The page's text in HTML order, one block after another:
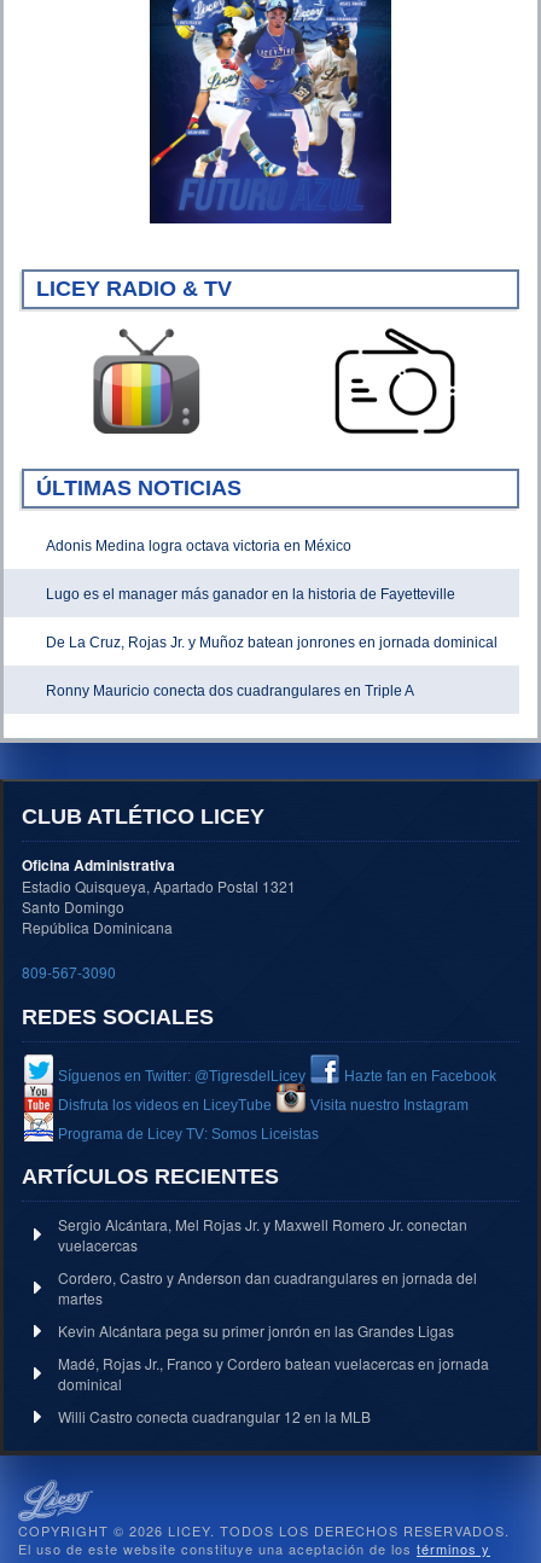
LICEY RADIO & TV
ÚLTIMAS NOTICIAS
Adonis Medina logra octava victoria en México
Lugo es el manager más ganador en la historia de Fayetteville
De La Cruz, Rojas Jr. y Muñoz batean jonrones en jornada dominical
Ronny Mauricio conecta dos cuadrangulares en Triple A
CLUB ATLÉTICO LICEY
Oficina Administrativa
Estadio Quisqueya, Apartado Postal 1321
Santo Domingo
República Dominicana
809-567-3090
REDES SOCIALES
Síguenos en Twitter: @TigresdelLicey
Hazte fan en Facebook
Disfruta los videos en LiceyTube
Visita nuestro Instagram
Programa de Licey TV: Somos Liceistas
ARTÍCULOS RECIENTES
Sergio Alcántara, Mel Rojas Jr. y Maxwell Romero Jr. conectan
vuelacercas
Cordero, Castro y Anderson dan cuadrangulares en jornada del
martes
Kevin Alcántara pega su primer jonrón en las Grandes Ligas
Madé, Rojas Jr., Franco y Cordero batean vuelacercas en jornada
dominical
Willi Castro conecta cuadrangular 12 en la MLB
COPYRIGHT © 2026 LICEY. TODOS LOS DERECHOS RESERVADOS.
El uso de este website constituye una aceptación de los términos y